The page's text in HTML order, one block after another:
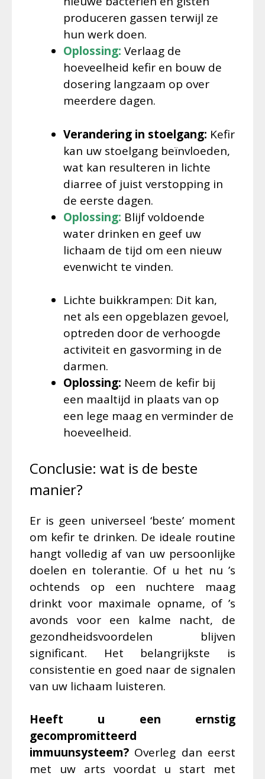
produceren gassen terwijl ze
hun werk doen.
Oplossing: Verlaag de
hoeveelheid kefir en bouw de
dosering langzaam op over
meerdere dagen.
Verandering in stoelgang: Kefir
kan uw stoelgang beïnvloeden,
wat kan resulteren in lichte
diarree of juist verstopping in
de eerste dagen.
Oplossing: Blijf voldoende
water drinken en geef uw
lichaam de tijd om een nieuw
evenwicht te vinden.
Lichte buikkrampen: Dit kan,
net als een opgeblazen gevoel,
optreden door de verhoogde
activiteit en gasvorming in de
darmen.
Oplossing: Neem de kefir bij
een maaltijd in plaats van op
een lege maag en verminder de
hoeveelheid.
Conclusie: wat is de beste
manier?
Er is geen universeel ‘beste’ moment
om kefir te drinken. De ideale routine
hangt volledig af van uw persoonlijke
doelen en tolerantie. Of u het nu ’s
ochtends op een nuchtere maag
drinkt voor maximale opname, of ’s
avonds voor een kalme nacht, de
gezondheidsvoordelen blijven
significant. Het belangrijkste is
consistentie en goed naar de signalen
van uw lichaam luisteren.
Heeft u een ernstig
gecompromitteerd
immuunsysteem? Overleg dan eerst
met uw arts voordat u start met